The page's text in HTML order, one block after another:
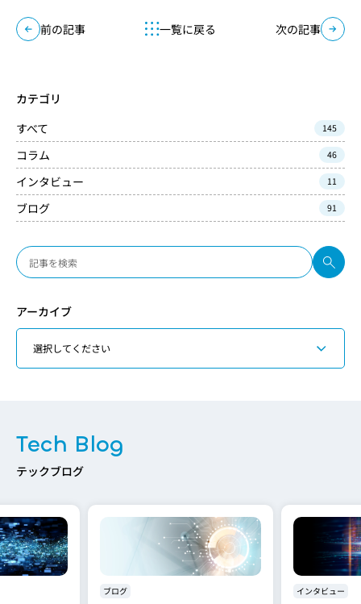
前の記事 一覧に戻る 次の記事
カテゴリ
すべて
145
コラム 46
インタビュー 11
ブログ 91
アーカイブ
Tech Blog
テックブログ
ブログ インタビュー